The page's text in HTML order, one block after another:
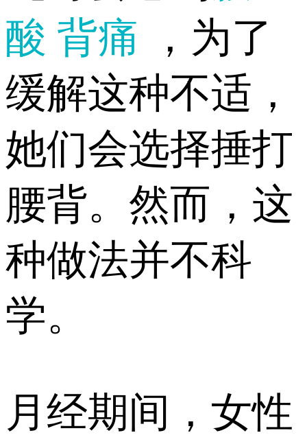
酸 背痛
，为了
缓解这种不适，
她们会选择捶打
腰背。然而，这
种做法并不科
学。
月经期间，女性